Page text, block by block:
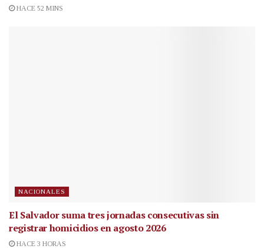
HACE 52 MINS
NACIONALES
El Salvador suma tres jornadas consecutivas sin
registrar homicidios en agosto 2026
HACE 3 HORAS